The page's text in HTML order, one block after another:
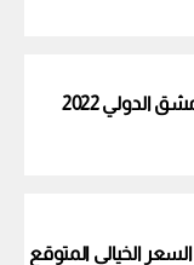
نتائج يانصيب معرض دمشق الدولي 2022
الخيالي المتوقع